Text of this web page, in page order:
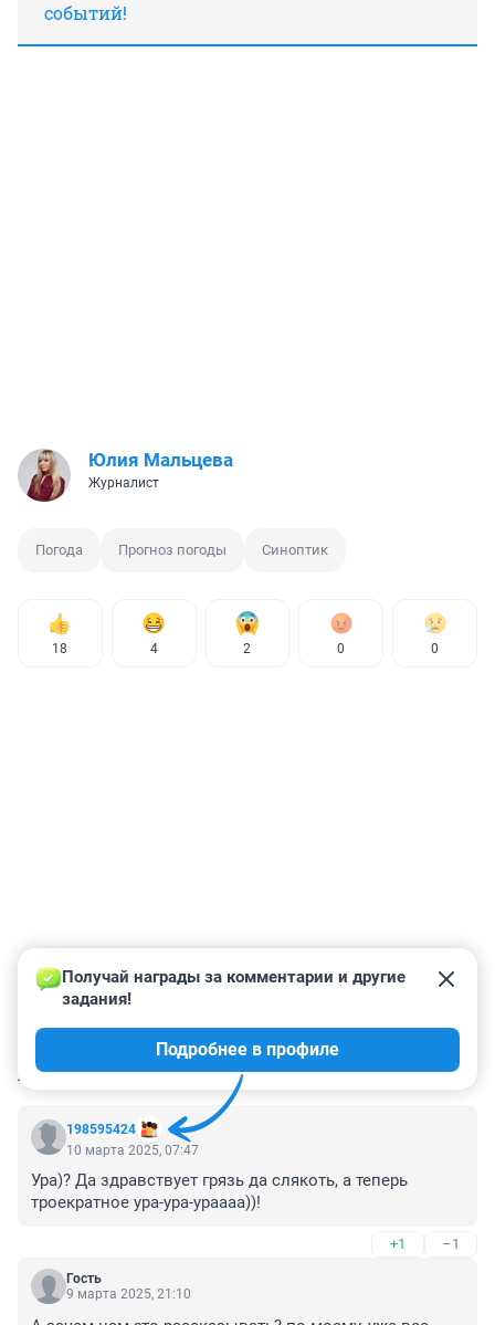
событий!
Юлия Мальцева
Журналист
Погода Прогноз погоды Синоптик
18 4 2 0 0
КОММЕНТАРИИ 10
198595424
Получай награды за комментарии и другие
задания!
Подробнее в профиле
10 марта 2025, 07:47
Ура)? Да здравствует грязь да слякоть, а теперь
троекратное ура-ура-ураааа))!
+1 –1
Гость
9 марта 2025, 21:10